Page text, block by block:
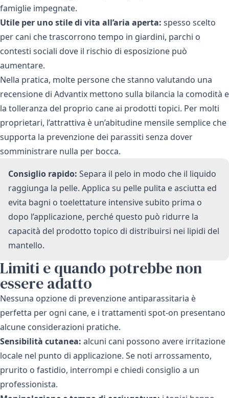
famiglie impegnate.
Utile per uno stile di vita all’aria aperta: spesso scelto
per cani che trascorrono tempo in giardini, parchi o
contesti sociali dove il rischio di esposizione può
aumentare.
Nella pratica, molte persone che stanno valutando una
recensione di Advantix mettono sulla bilancia la comodità e
la tolleranza del proprio cane ai prodotti topici. Per molti
proprietari, l’attrattiva è un’abitudine mensile semplice che
supporta la prevenzione dei parassiti senza dover
somministrare nulla per bocca.
Consiglio rapido: Separa il pelo in modo che il liquido
raggiunga la pelle. Applica su pelle pulita e asciutta ed
evita bagni o toelettature intensive subito prima o
dopo l’applicazione, perché questo può ridurre la
capacità del prodotto topico di distribuirsi nei lipidi del
mantello.
Limiti e quando potrebbe non
essere adatto
Nessuna opzione di prevenzione antiparassitaria è
perfetta per ogni cane, e i trattamenti spot-on presentano
alcune considerazioni pratiche.
Sensibilità cutanea: alcuni cani possono avere irritazione
locale nel punto di applicazione. Se noti arrossamento,
prurito o fastidio, interrompi e chiedi consiglio a un
professionista.